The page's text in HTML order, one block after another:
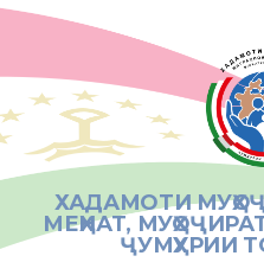
ХАДАМОТИ
МЕҲНАТ,
ҶУМҲУРИИ